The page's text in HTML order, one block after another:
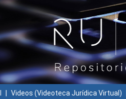
Videos (Videoteca Jurídica Virtual)